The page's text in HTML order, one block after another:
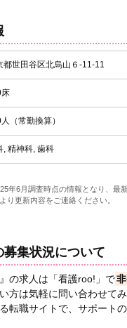
都世田谷区北烏山６-11-11
床
人（常勤換算）
, 精神科, 歯科
年6月調査時点の情報となり、最
より更新内容をご連絡ください。
募集状況について
の求人は「看護roo!」で
方は気軽に問い合わせて
転職サイトで、サポート